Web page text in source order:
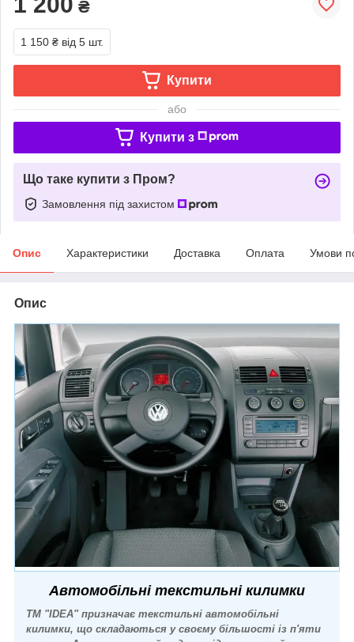
₴
1 150 ₴ від 5 шт.
Купити
або
Купити з
Що таке купити з Пром?
Замовлення під захистом
Опис Характеристики Доставка Оплата Умови
Опис
Автомобільні текстильні килимки
ТМ "IDEA" призначає текстильні автомобільні
килимки, що складаються у своєму більшості із п'яти